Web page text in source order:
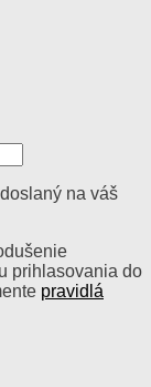
na váš
prihlasovania do
pravidlá